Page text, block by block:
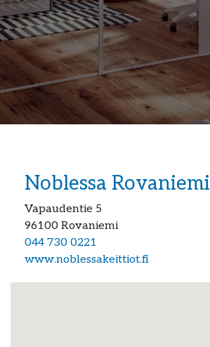
Noblessa Rovaniemi
Vapaudentie 5
96100 Rovaniemi
044 730 0221
www.noblessakeittiot.fi